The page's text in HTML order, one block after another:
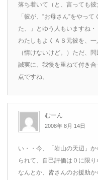
落ち着いて（と、言っても
「彼が、”お母さん”をやっ
た、」とゆう人もいますね・
わたしもよくＡＳ元彼を、一
（情けないけど。）ただ、
誠実に、我慢を重ねて付き
点ですね。
むーん
2008年 8月 14日
い・・今、「岩山の天辺」
られて、自己評価は０に限
なんとか、皆さんのお援助